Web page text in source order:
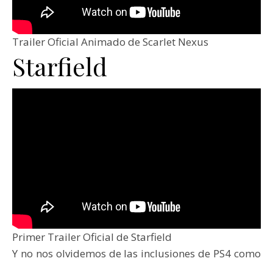
Trailer Oficial Animado de Scarlet Nexus
Starfield
Primer Trailer Oficial de Starfield
Y no nos olvidemos de las inclusiones de PS4 como